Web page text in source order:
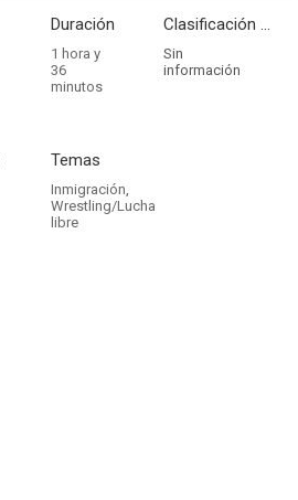
Duración
1 hora y
36
minutos
Clasificación por edades
Sin
información
Temas
Inmigración,
Wrestling/Lucha
libre